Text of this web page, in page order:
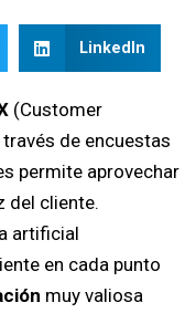
LinkedIn
(Customer
través de encuestas
permite aprovechar
del cliente.
artificial
en cada punto
muy valiosa